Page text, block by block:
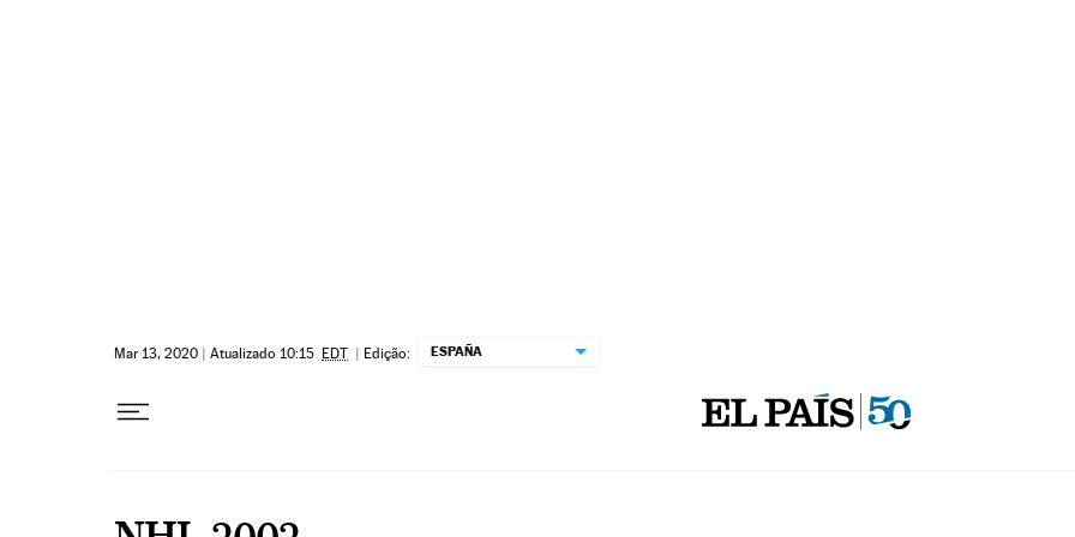
Mar 13, 2020 | Atualizado 10:15 EDT | Edição: ESPAÑA